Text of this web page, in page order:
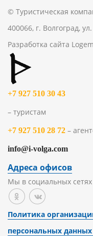
© Туристическая
400066, г. Волгоград,
Разработка сайта
+7 927 510 30 43
– туристам
+7 927 510 28 72 –
info@i-volga.com
Адреса офисов
Мы в социальных сетях
Политика
персональных данных